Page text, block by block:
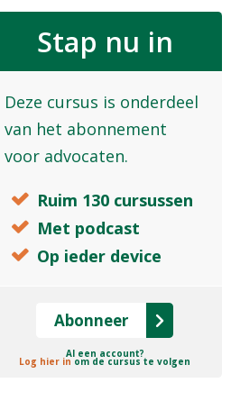
Stap nu in
Deze cursus is onderdeel
van het abonnement
voor advocaten.
Ruim 130 cursussen
Met podcast
Op ieder device
Abonneer
Al een account?
Log hier in om de cursus te volgen